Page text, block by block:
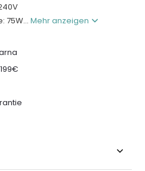
75W...Mehr anzeigen